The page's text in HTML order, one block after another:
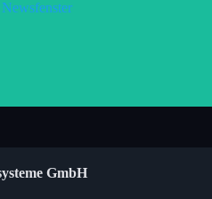
GmbH